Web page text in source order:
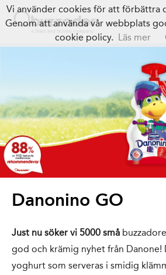
Danonino GO
Just nu söker vi 5000 små
god och krämig nyhet från Danone!
yoghurt som serveras i smidig
Vi använder cookies för att förbättra
Genom att använda vår webbplats
cookie policy. Läs mer